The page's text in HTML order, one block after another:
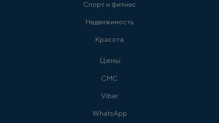
Спорт и фитнес
Недвижимость
Красота
Цены
СМС
Viber
WhatsApp